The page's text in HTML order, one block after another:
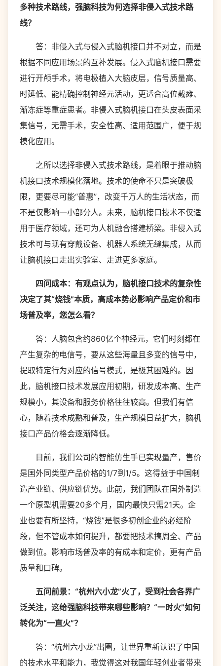
多种技术路线，强脑科技为何选择非侵入式技术路
线？
答：非侵入式与侵入式脑机接口并不对立，而是
根据不同应用场景的互补发展。侵入式脑机接口需要
进行开颅手术，将电极植入大脑皮层，信号质量高、
时延低、能精确控制神经元活动，更适合高位截瘫、
渐冻症等重症患者。非侵入式脑机接口在头皮表面采
集信号，无需手术，安全性高、适用范围广，便于规
模化应用。
之所以选择非侵入式技术路线，是着眼于推动脑
机接口技术规模化落地。技术的使命不只是突破极
限，更要尽可能“普惠”，改变千万人的生活状态，而
不是仅影响一小部分人。未来，脑机接口技术不仅适
用于医疗领域，还可为人机融合搭建桥梁。非侵入式
技术可与现有穿戴设备、机器人系统无缝集成，从而
让脑机接口走出实验室、走进更多家庭。
四问成本：有观点认为，脑机接口技术的复杂性
决定了其“烧钱”本质，高成本势必影响产品定价和市
场普及率，您怎么看？
答：人脑包含约860亿个神经元，它们时刻都在
产生复杂的电信号，要从这些海量且多变的信号中，
提取特定行为对应的信号模式，是极其困难的。因
此，脑机接口技术发展应用初期，研发成本高、生产
规模小，其设备和服务价格往往较高。但我们有信
心，随着技术成熟和普及，生产规模日益扩大，脑机
接口产品价格会逐渐降低。
目前，我们公司的智能仿生手已实现量产，售价
是国外同类型产品价格的1/7到1/5。这得益于中国制
造产业链、供应链优势。此前，我们团队在国外制造
一个原型机需要20多个月，国内最快只需21天。企
业也要有所坚持，“烧钱”是很多初创企业的必经阶
段，但不管成本如何提升，都要把技术搞周全、产品
做到位。影响市场普及率的有成本和定价，更有产品
质量和口碑。
五问前景：“杭州六小龙”火了，受到社会各界广
泛关注，这给强脑科技带来哪些影响？“一时火”如何
转化为“一直火”？
答：“杭州六小龙”出圈，让世界重新认识了中国
的技术水平和能力，我觉得这对我国年轻创业者带来